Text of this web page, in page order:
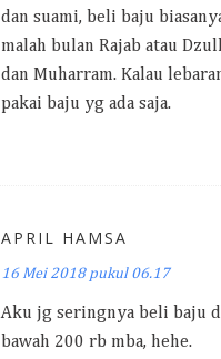
dan suami, beli baju
malah bulan Rajab atau
dan Muharram. Kalau
pakai baju yg ada saja.
APRIL HAMSA
16 Mei 2018 pukul 06.17
Aku jg seringnya beli baju
bawah 200 rb mba, hehe.